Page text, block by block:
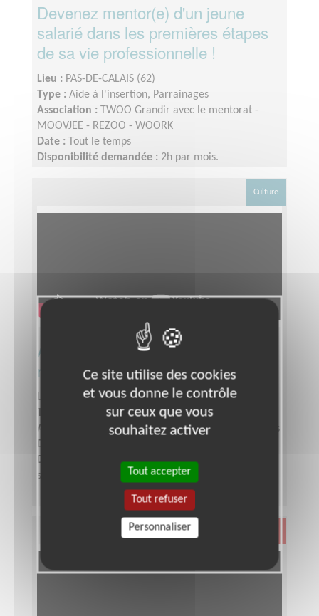
Devenez mentor(e) d'un jeune
salarié dans les premières étapes
de sa vie professionnelle !
Lieu : PAS-DE-CALAIS (62)
Type : Aide à l'insertion, Parrainages
Association :
TWOO Grandir avec le mentorat -
MOOVJEE - REZOO - WOORK
Date :
Tout le temps
Disponibilité demandée : 2h par mois.
Culture
Animation d'une bibliothèque de
rue à Béthune-Mont Liébaut
Lieu :
BETHUNE (62400)
Animation culturelle
Association :
ATD Quart Monde - Nord Pas de Calais
Date :
Disponibilité demandée :Une demi journée par
semaine, le samedi matin.
Ce site utilise des cookies
et vous donne le contrôle
sur ceux que vous
souhaitez activer
Tout accepter
Tout refuser
Personnaliser